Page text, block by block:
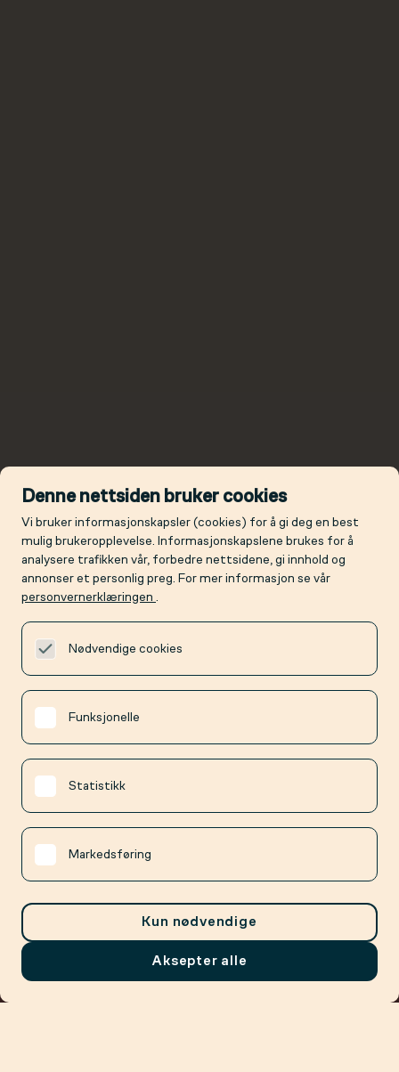
Meny
Denne nettsiden bruker cookies
Vi bruker informasjonskapsler (cookies) for å gi deg en best
mulig brukeropplevelse. Informasjonskapslene brukes for å
analysere trafikken vår, forbedre nettsidene, gi innhold og
annonser et personlig preg. For mer informasjon se vår
personvernerklæringen .
Nødvendige cookies
Funksjonelle
Statistikk
Markedsføring
Kun nødvendige
Aksepter alle